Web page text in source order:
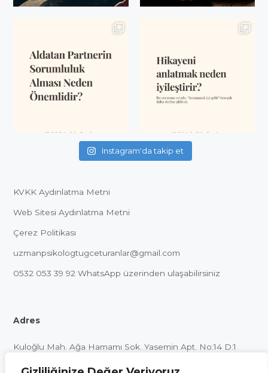
Instagram'da takip et
KVKK Aydınlatma Metni
Web Sitesi Aydınlatma Metni
Çerez Politikası
uzmanpsikologtugceturanlar@gmail.com
0532 053 39 92 WhatsApp üzerinden ulaşabilirsiniz
Adres
Kuloğlu Mah. Ağa Hamamı Sok. Yasemin Apt. No:14 D:1